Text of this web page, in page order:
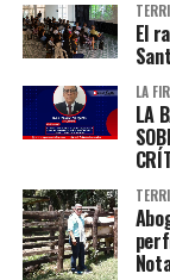
El
LA
LA